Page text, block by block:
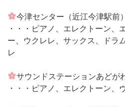
今津センター（近江今津駅前）
・・・ピアノ、エレクトーン、
ー、ウクレレ、サックス、ドラ
レ
サウンドステーションあどが
・・・ピアノ、エレクトーン、